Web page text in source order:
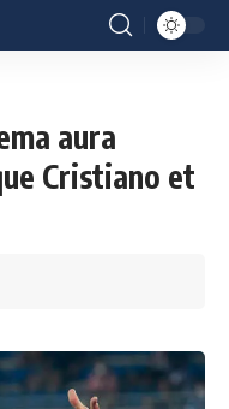
aura
Cristiano et